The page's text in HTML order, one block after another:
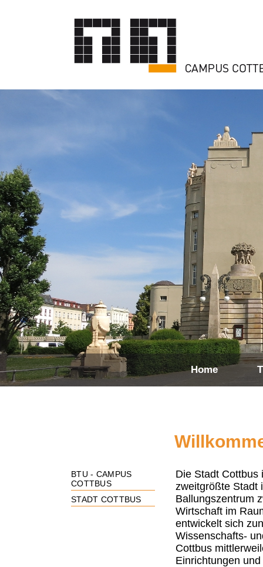
Home
BTU - CAMPUS
COTTBUS
STADT COTTBUS
Die Stadt Cottbus
zweitgrößte Stadt
Ballungszentrum
Wirtschaft im
entwickelt sich
Wissenschafts-
Cottbus
Einrichtungen